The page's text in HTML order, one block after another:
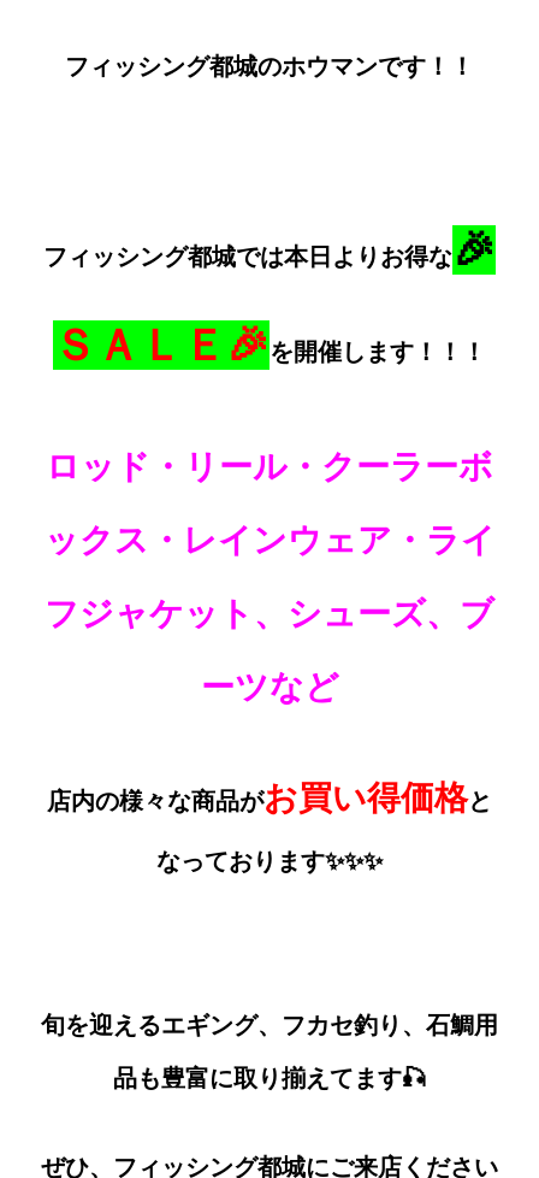
フィッシング都城のホウマンです！！
フィッシング都城では本日よりお得な🎉
ＳＡＬＥ🎉 を開催します！！！
ロッド・リール・クーラーボ
ックス・レインウェア・ライ
フジャケット、シューズ、ブ
ーツなど
店内の様々な商品がお買い得価格と
なっております✨✨✨
旬を迎えるエギング、フカセ釣り、石鯛用
品も豊富に取り揃えてます🎣
ぜひ、フィッシング都城にご来店ください